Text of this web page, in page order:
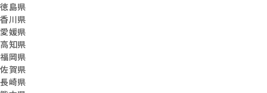
徳島県
香川県
愛媛県
高知県
福岡県
佐賀県
長崎県